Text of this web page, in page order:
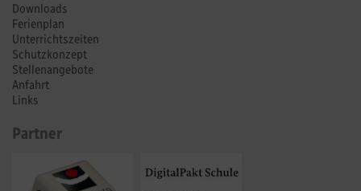
Downloads
Ferienplan
Unterrichtszeiten
Schutzkonzept
Stellenangebote
Anfahrt
Links
Partner